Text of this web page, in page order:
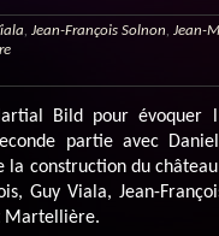
Jean-François Solnon
Jean-
Bild pour évoquer
partie avec
la construction du
Guy Viala, Jean-
Martellière.